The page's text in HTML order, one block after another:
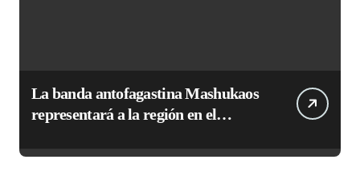
La banda antofagastina Mashukaos
representará a la región en el